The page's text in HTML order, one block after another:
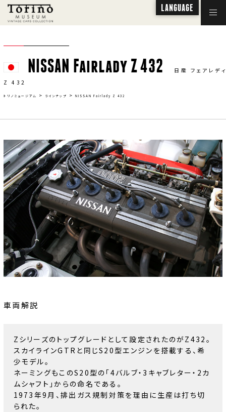
NISSAN Fairlady Z 432
日産 フェアレデ
Z 432
トリノミュージアム > ラインナップ > NISSAN Fairlady Z 432
車両解説
Zシリーズのトップグレードとして設定されたのがZ432。
スカイラインGTRと同じS20型エンジンを搭載する、希
少モデル。
ネーミングもこのS20型の「4バルブ・3キャブレター・2カ
ムシャフト」からの命名である。
1973年9月、排出ガス規制対策を理由に生産は打ち切
られた。
LANGUAGE